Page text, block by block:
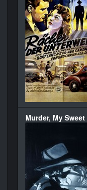
Murder, My Sweet